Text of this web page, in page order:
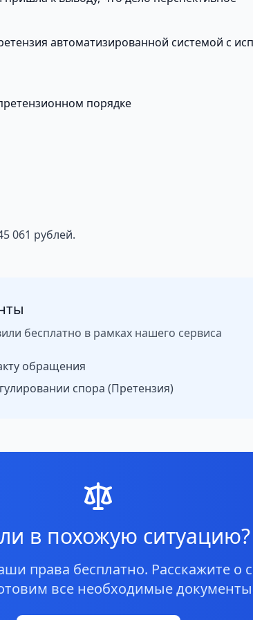
автоматизированной системой с
порядке
061 рублей.
бесплатно в рамках нашего сервиса
обращения
спора (Претензия)
в похожую ситуацию?
права бесплатно. Расскажите о
все необходимые